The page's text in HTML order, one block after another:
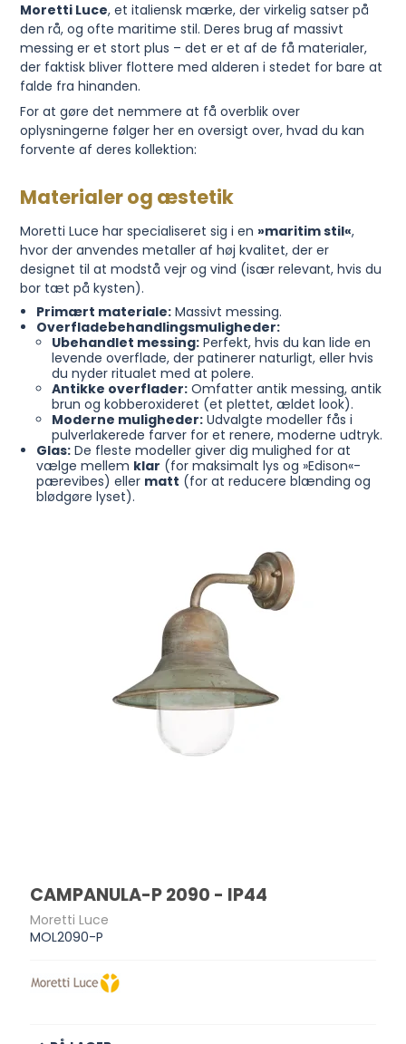
Moretti Luce, et italiensk mærke, der virkelig satser på
den rå, og ofte maritime stil. Deres brug af massivt
messing er et stort plus – det er et af de få materialer,
der faktisk bliver flottere med alderen i stedet for bare at
falde fra hinanden.
For at gøre det nemmere at få overblik over
oplysningerne følger her en oversigt over, hvad du kan
forvente af deres kollektion:
Materialer og æstetik
Moretti Luce har specialiseret sig i en »maritim stil«,
hvor der anvendes metaller af høj kvalitet, der er
designet til at modstå vejr og vind (især relevant, hvis du
bor tæt på kysten).
Primært materiale:Massivt messing.
Overfladebehandlingsmuligheder:
Ubehandlet messing: Perfekt, hvis du kan lide en
levende overflade, der patinerer naturligt, eller hvis
du nyder ritualet med at polere.
Antikke overflader: Omfatter antik messing, antik
brun og kobberoxideret (et plettet, ældet look).
Moderne muligheder: Udvalgte modeller fås i
pulverlakerede farver for et renere, moderne udtryk.
Glas:De fleste modeller giver dig mulighed for at
vælge mellem klar (for maksimalt lys og »Edison«-
pærevibes) eller matt (for at reducere blænding og
blødgøre lyset).
CAMPANULA-P 2090 - IP44
Moretti Luce
MOL2090-P